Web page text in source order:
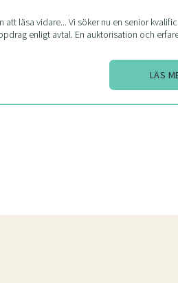
läsa vidare... Vi söker nu en senior
enligt avtal. En auktorisation och
LÄS